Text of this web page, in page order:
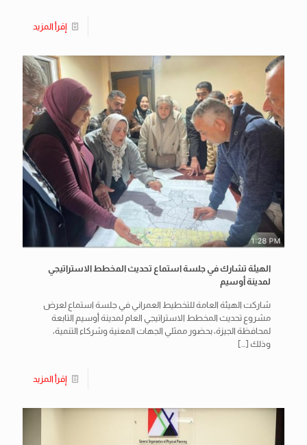
إقرأ المزيد
الهيئة تشارك في جلسة استماع تحديث المخطط الاستراتيجي
لمدينة أوسيم
شاركت الهيئة العامة للتخطيط العمراني في جلسة استماع لعرض
مشروع تحديث المخطط الاستراتيجي العام لمدينة أوسيم التابعة
لمحافظة الجيزة، بحضور ممثلي الجهات المعنية وشركاء التنمية،
وذلك […]
إقرأ المزيد